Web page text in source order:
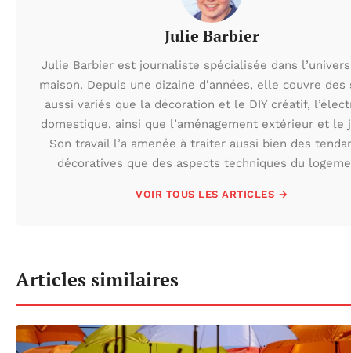
Julie Barbier
Julie Barbier est journaliste spécialisée dans
maison. Depuis une dizaine d’années, elle couvre des
aussi variés que la décoration et le DIY créatif,
domestique, ainsi que l’aménagement extérieur et le
Son travail l’a amenée à traiter aussi bien des
décoratives que des aspects techniques du
VOIR TOUS LES ARTICLES →
Articles similaires